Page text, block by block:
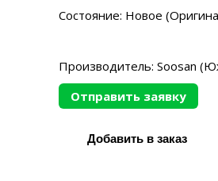
Состояние: Новое
Производитель: Soosan
Отправить заявку